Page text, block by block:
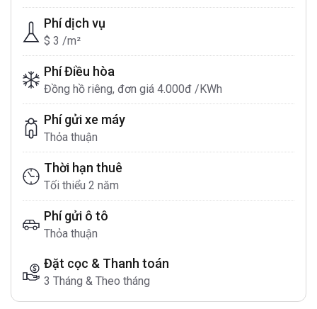
Phí dịch vụ
$ 3 /m²
Phí Điều hòa
Đồng hồ riêng, đơn giá 4.000đ /KWh
Phí gửi xe máy
Thỏa thuận
Thời hạn thuê
Tối thiểu 2 năm
Phí gửi ô tô
Thỏa thuận
Đặt cọc & Thanh toán
3 Tháng & Theo tháng